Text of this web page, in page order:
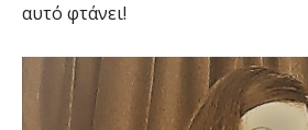
αυτό φτάνει!